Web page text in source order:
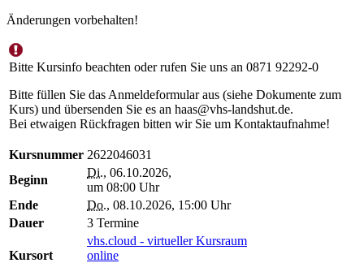
Änderungen vorbehalten!
Bitte Kursinfo beachten oder rufen Sie uns an 0871 92292-0
Bitte füllen Sie das Anmeldeformular aus (siehe Dokumente zum
Kurs) und übersenden Sie es an haas@vhs-landshut.de.
Bei etwaigen Rückfragen bitten wir Sie um Kontaktaufnahme!
Kursnummer 2622046031
Beginn
Di., 06.10.2026,
um 08:00 Uhr
Ende
Do., 08.10.2026, 15:00 Uhr
Dauer
3 Termine
Kursort
vhs.cloud - virtueller Kursraum
online